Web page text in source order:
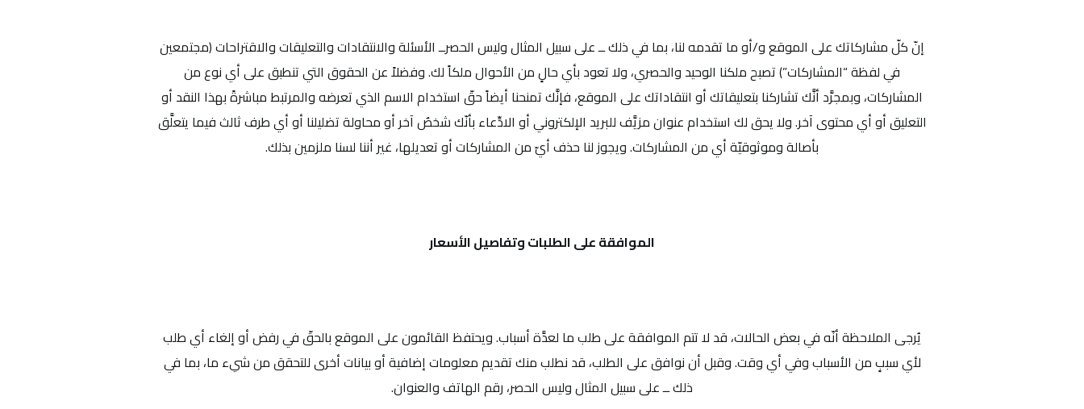
إنّ كلّ مشاركاتك على الموقع و/أو ما تقدمه لنا، بما في ذلك ــ على سبيل المثال وليس الحصرــ الأسئلة والانتقادات والتعليقات والاقتراحات (مجتمعين
في لفظة “المشاركات”) تصبح ملكنا الوحيد والحصري، ولا تعود بأي حالٍ من الأحوال ملكاً لك. وفضلاً عن الحقوق التي تنطبق على أي نوع من
المشاركات، وبمجرَّد أنَّك تشاركنا بتعليقاتك أو انتقاداتك على الموقع، فإنَّك تمنحنا أيضاً حقّ استخدام الاسم الذي تعرضه والمرتبط مباشرةً بهذا النقد أو
التعليق أو أي محتوى آخر. ولا يحق لك استخدام عنوان مزيَّف للبريد الإلكتروني أو الادِّعاء بأنّك شخصٌ آخر أو محاولة تضليلنا أو أي طرف ثالث فيما يتعلَّق
بأصالة وموثوقيّة أي من المشاركات. ويجوز لنا حذف أيّ من المشاركات أو تعديلها، غير أننا لسنا ملزمين بذلك.
الموافقة على الطلبات وتفاصيل الأسعار
يُرجى الملاحظة أنّه في بعض الحالات، قد لا تتم الموافقة على طلب ما لعدَّة أسباب. ويحتفظ القائمون على الموقع بالحقّ في رفض أو إلغاء أي طلب
لأي سببٍ من الأسباب وفي أي وقت. وقبل أن نوافق على الطلب، قد نطلب منك تقديم معلومات إضافية أو بيانات أخرى للتحقق من شيء ما، بما في
ذلك ــ على سبيل المثال وليس الحصر، رقم الهاتف والعنوان.